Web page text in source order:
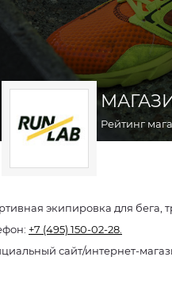
Рейтинг
экипировка для бега,
+7 (495) 150-02-28.